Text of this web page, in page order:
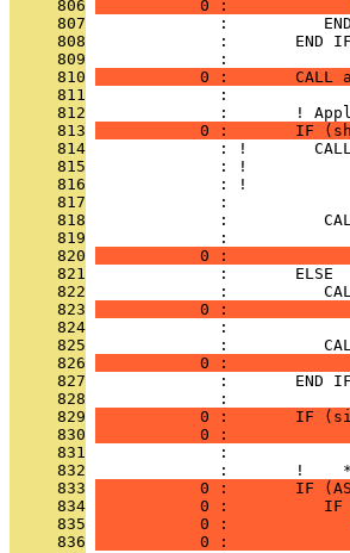
     806
0 :
     807
:
     808
              :       END IF
     809
              :
     810
0 :       CALL
     811
              :
     812
:       !
     813
0 :       IF
     814
: !
     815
: !
     816
: !
     817
              :
     818
:
     819
:
     820
0 :
     821
              :       ELSE
     822
:
     823
0 :
     824
              :
     825
:
     826
0 :
     827
              :       END IF
     828
              :
     829
0 :       IF
     830
0 :
     831
              :
     832
:       !
     833
0 :       IF
     834
0 :
     835
0 :
     836
0 :